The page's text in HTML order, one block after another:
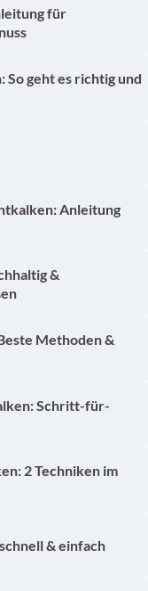
für
geht es richtig und
Anleitung
&
Methoden &
Schritt-für-
2 Techniken im
& einfach